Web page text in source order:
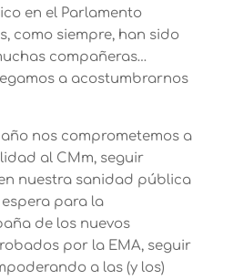
en el Parlamento
como siempre, han sido
compañeras…
a acostumbrarnos
nos comprometemos a
al CMm, seguir
nuestra sanidad pública
para la
de los nuevos
por la EMA, seguir
a las (y los)